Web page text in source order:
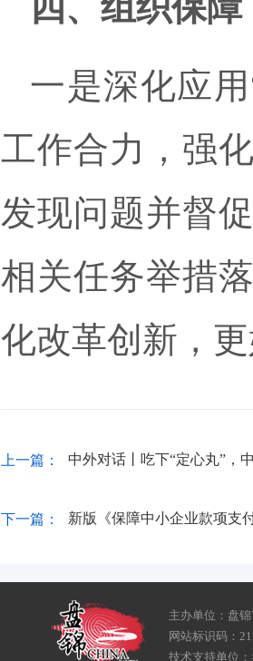
一是深化应
工作合力，强
发现问题并督
相关任务举措
化改革创新，
上一篇： 中外对话丨吃下“定心丸”，
下一篇： 新版《保障中小企业款项支
主办单位：盘
网站标识码：
技术支持单位